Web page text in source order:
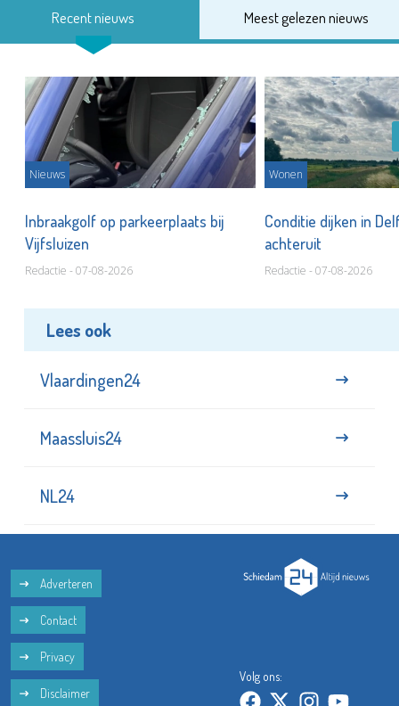
Recent nieuws Meest gelezen nieuws
Nieuws
Inbraakgolf op parkeerplaats bij
Vijfsluizen
Redactie - 07-08-2026
Wonen
Conditie dijken in
achteruit
Redactie - 07-08-2026
Lees ook
Vlaardingen24
Maassluis24
NL24
Adverteren
Contact
Privacy
Disclaimer
Volg ons: